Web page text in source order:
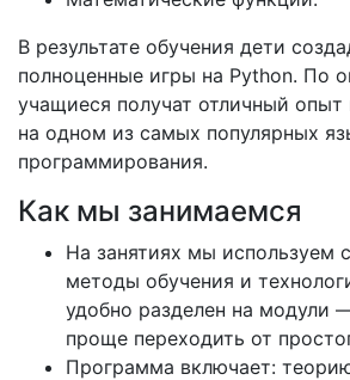
В результате обучения дети
полноценные игры на Python. По
учащиеся получат отличный опыт
на одном из самых популярных
программирования.
Как мы занимаемся
На занятиях мы используем
методы обучения и
удобно разделен на модули
проще переходить от
Программа включает: